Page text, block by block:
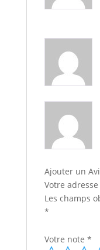
Ajouter un
Votre
Les champs
*
Votre note *